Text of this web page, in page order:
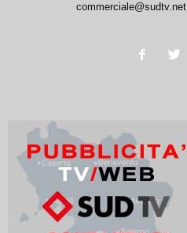
commerciale@sudtv.net